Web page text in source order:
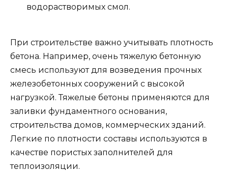
водорастворимых смол.
При строительстве важно учитывать плотность
бетона. Например, очень тяжелую бетонную
смесь используют для возведения прочных
железобетонных сооружений с высокой
нагрузкой. Тяжелые бетоны применяются для
заливки фундаментного основания,
строительства домов, коммерческих зданий.
Легкие по плотности составы используются в
качестве пористых заполнителей для
теплоизоляции.